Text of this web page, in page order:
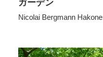
ガーデン
Nicolai Bergmann